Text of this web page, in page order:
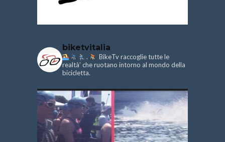
biketvitalia
.
BikeTv raccoglie tutte le
realtà’ che ruotano intorno al mondo della
bicicletta.